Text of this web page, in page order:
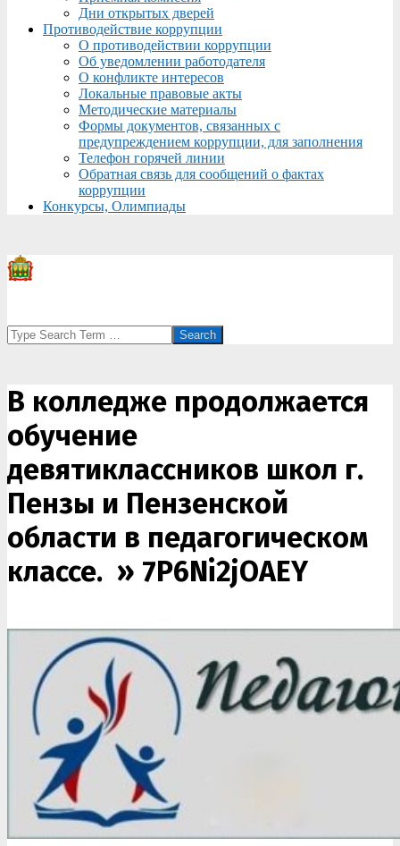
Дни открытых дверей
Противодействие коррупции
О противодействии коррупции
Об уведомлении работодателя
О конфликте интересов
Локальные правовые акты
Методические материалы
Формы документов, связанных с
предупреждением коррупции, для заполнения
Телефон горячей линии
Обратная связь для сообщений о фактах
коррупции
Конкурсы, Олимпиады
Search
В колледже продолжается
обучение
девятиклассников школ г.
Пензы и Пензенской
области в педагогическом
классе. » 7P6Ni2jOAEY